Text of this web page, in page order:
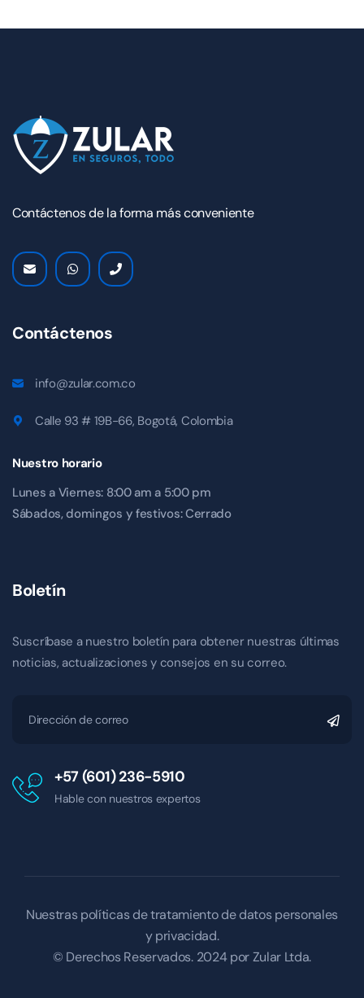
Contáctenos de la forma más conveniente
Contáctenos
info@zular.com.co
Calle 93 # 19B-66, Bogotá, Colombia
Nuestro horario
Lunes a Viernes: 8:00 am a 5:00 pm
Sábados, domingos y festivos: Cerrado
Boletín
Suscríbase a nuestro boletín para obtener nuestras últimas
noticias, actualizaciones y consejos en su correo.
+57 (601) 236-5910
Hable con nuestros expertos
Nuestras políticas de tratamiento de datos personales
y privacidad.
© Derechos Reservados. 2024 porZular Ltda.